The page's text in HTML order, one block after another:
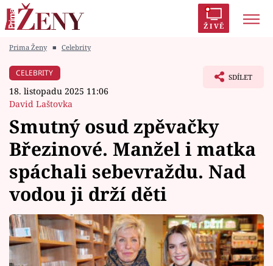
ŽIVĚ
Módní alarm
Témata
Celebrity
Vztahy
Seriály
Prima Ženy ■ Celebrity
CELEBRITY
18. listopadu 2025 11:06
David Laštovka
SDÍLET
Smutný osud zpěvačky
Březinové. Manžel i matka
spáchali sebevraždu. Nad
vodou ji drží děti